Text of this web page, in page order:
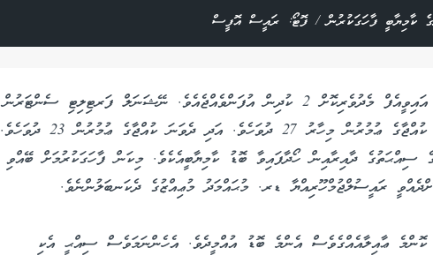
ކާމިޔާބީ ފާހަގަކުރުން / ފޮޓޯ: ރައީސް އޮފީސް
ރާއްޖޭގައި ކާމިޔާބުކަމާއެކު އައިވީއެފް މެދުވެރިކޮށް 2 ކުދިން އުފަންވެއްޖެއެވެ. ނޭޝަނަލް ފަރޓިލިޓި ސެންޓަރުން
ވިދާޅުވާ ގޮތުގައި ފުރަތަމަ ކުއްޖާގެ ޢުމުރުން މިހާރު 27 ދުވަހެވެ. އަދި ދެވަނަ ކުއްޖާގެ ޢުމުރުން 23 ދުވަހެވެ.
ސިއްޙަތުގެ ދާއިރާއިން ހޯދާފައިވާ ބޮޑު ކާމިޔާބީއެކެވެ. މިކަން ފާހަގަކުރުމަށް ބޭއްވި
ރައީސުލްޖުމްހޫރިއްޔާ ޑރ. މުޙައްމަދު މުޢިއްޒުގެ ދެކަނބަލުންނެވެ.
ކޮންމެ ޢާއިލާއެއްގެވެސް އެންމެ ބޮޑު އުއްމީދެވެ. އެހެންނަމަވެސް ސިއްޙީ އެކި